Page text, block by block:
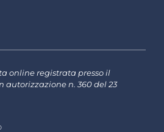
online registrata presso il
autorizzazione n. 360 del 23